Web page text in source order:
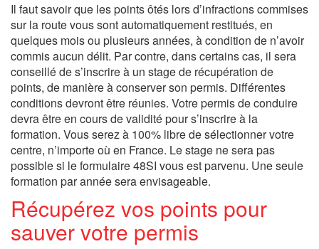
Il faut savoir que les points ôtés lors d’infractions commises
sur la route vous sont automatiquement restitués, en
quelques mois ou plusieurs années, à condition de n’avoir
commis aucun délit. Par contre, dans certains cas, il sera
conseillé de s’inscrire à un stage de récupération de
points, de manière à conserver son permis. Différentes
conditions devront être réunies. Votre permis de conduire
devra être en cours de validité pour s’inscrire à la
formation. Vous serez à 100% libre de sélectionner votre
centre, n’importe où en France. Le stage ne sera pas
possible si le formulaire 48SI vous est parvenu. Une seule
formation par année sera envisageable.
Récupérez vos points pour
sauver votre permis